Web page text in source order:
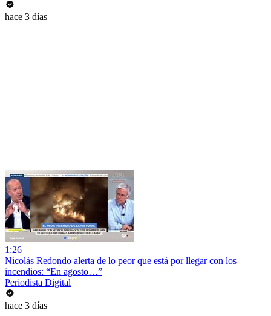
hace 3 días
1:26
Nicolás Redondo alerta de lo peor que está por llegar con los
incendios: “En agosto…”
Periodista Digital
hace 3 días